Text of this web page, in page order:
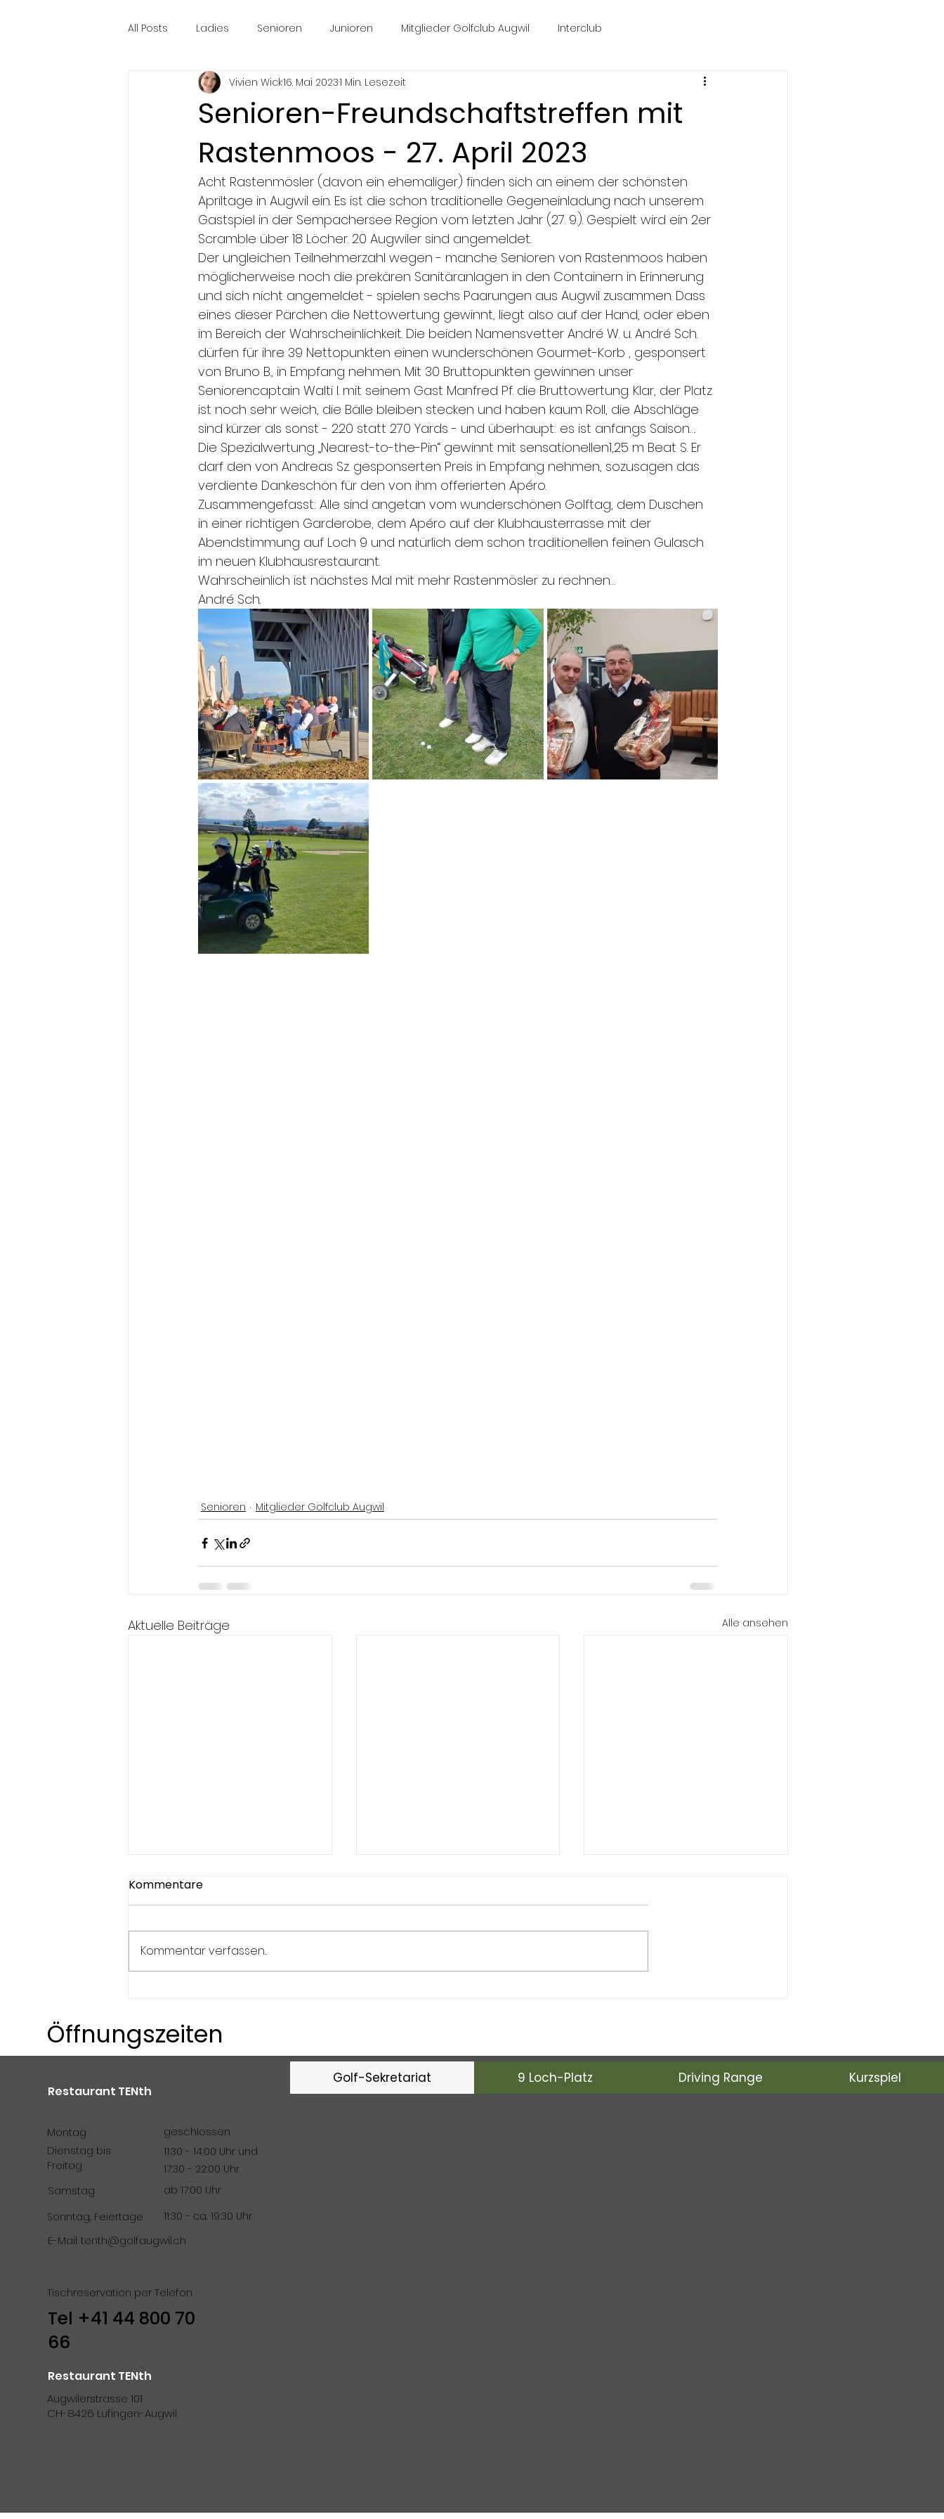
All Posts Ladies Senioren Junioren Mitglieder Golfclub Augwil Interclub
Senioren-Freundschaftstreffen mit
Rastenmoos - 27. April 2023
Vivien Wick16. Mai 20231 Min. Lesezeit
Acht Rastenmösler (davon ein ehemaliger) finden sich an einem der schönsten
Apriltage in Augwil ein. Es ist die schon traditionelle Gegeneinladung nach unserem
Gastspiel in der Sempachersee Region vom letzten Jahr (27. 9.). Gespielt wird ein 2er
Scramble über 18 Löcher. 20 Augwiler sind angemeldet.
Der ungleichen Teilnehmerzahl wegen - manche Senioren von Rastenmoos haben
möglicherweise noch die prekären Sanitäranlagen in den Containern in Erinnerung
und sich nicht angemeldet - spielen sechs Paarungen aus Augwil zusammen. Dass
eines dieser Pärchen die Nettowertung gewinnt, liegt also auf der Hand, oder eben
im Bereich der Wahrscheinlichkeit. Die beiden Namensvetter André W. u. André Sch.
dürfen für ihre 39 Nettopunkten einen wunderschönen Gourmet-Korb , gesponsert
von Bruno B., in Empfang nehmen. Mit 30 Bruttopunkten gewinnen unser
Seniorencaptain Walti I. mit seinem Gast Manfred Pf. die Bruttowertung. Klar, der Platz
ist noch sehr weich, die Bälle bleiben stecken und haben kaum Roll, die Abschläge
sind kürzer als sonst - 220 statt 270 Yards - und überhaupt: es ist anfangs Saison….
Die Spezialwertung „Nearest-to-the-Pin“ gewinnt mit sensationellen1,25 m Beat S. Er
darf den von Andreas Sz. gesponserten Preis in Empfang nehmen, sozusagen das
verdiente Dankeschön für den von ihm offerierten Apéro.
Zusammengefasst: Alle sind angetan vom wunderschönen Golftag, dem Duschen
in einer richtigen Garderobe, dem Apéro auf der Klubhausterrasse mit der
Abendstimmung auf Loch 9 und natürlich dem schon traditionellen feinen Gulasch
im neuen Klubhausrestaurant.
Wahrscheinlich ist nächstes Mal mit mehr Rastenmösler zu rechnen…
André Sch.
Senioren Mitglieder Golfclub Augwil
Aktuelle Beiträge Alle ansehen
28.5.2026
Kommentare
Kommentar verfassen...
Öffnungszeiten
Restaurant TENth
Golf-Sekretariat 9 Loch-Platz Driving Range Kurzspiel
Montag
geschlossen
Dienstag bis
Freitag
11:30 - 14:00 Uhr und
17:30 - 22:00 Uhr
E-Mail:tenth@golfaugwil.ch
Samstag
ab 17:00 Uhr
11:30 - ca. 19:30 Uhr
Sonntag, Feiertage
Tischreservation per Telefon
Tel +41 44 800 70
66
Restaurant TENth
Augwilerstrasse 101
CH-8426 Lufingen-Augwil